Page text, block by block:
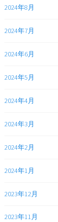
2024年8月
2024年7月
2024年6月
2024年5月
2024年4月
2024年3月
2024年2月
2024年1月
2023年12月
2023年11月